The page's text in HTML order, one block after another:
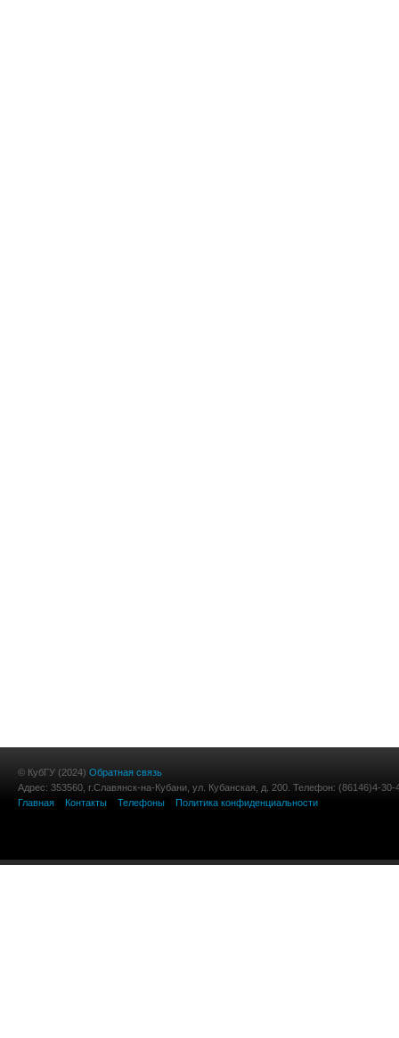
© КубГУ (2024) Обратная связь
Адрес: 353560, г.Славянск-на-Кубани, ул. Кубанская, д. 200. Телефон: (86146)4-30-
Главная
Контакты Телефоны Политика конфиденциальности